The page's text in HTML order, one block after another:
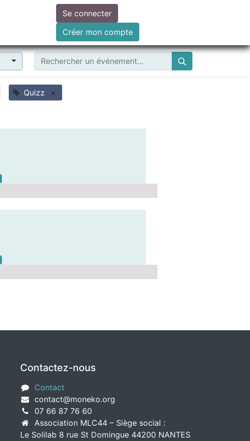
Faire un don
Se connecter
Créer mon compte
Quizz ×
Contactez-nous
Contact
contact@moneko.org
07 66 87 76 60
Association MLC44 – Siège social :
Le Solilab 8 rue St Domingue 44200 NANTES